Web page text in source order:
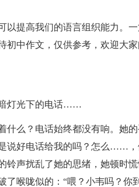
以提高我们的语言组织能力。一
初中作文，仅供参考，欢迎大家
暗灯光下的电话……
什么？电话始终都没有响。她
说好电话给我的吗？怎么……，
声扰乱了她的思绪，她顿时慌
喉咙似的：“喂？小韦吗？你到